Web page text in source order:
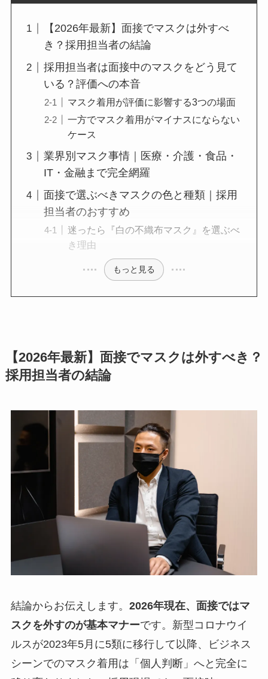
【2026年最新】面接でマスクは外すべ
き？採用担当者の結論
採用担当者は面接中のマスクをどう見て
いる？評価への本音
マスク着用が評価に影響する3つの場面
一方でマスク着用がマイナスにならない
ケース
業界別マスク事情｜医療・介護・食品・
IT・金融まで完全網羅
面接で選ぶべきマスクの色と種類｜採用
担当者のおすすめ
迷ったら『白の不織布マスク』を選ぶべ
き理由
もっと見る
【2026年最新】面接でマスクは外すべき？
採用担当者の結論
結論からお伝えします。 2026年現在、面接ではマ
スクを外すのが基本マナーです。新型コロナウイ
ルスが2023年5月に5類に移行して以降、ビジネス
シーンでのマスク着用は「個人判断」へと完全に